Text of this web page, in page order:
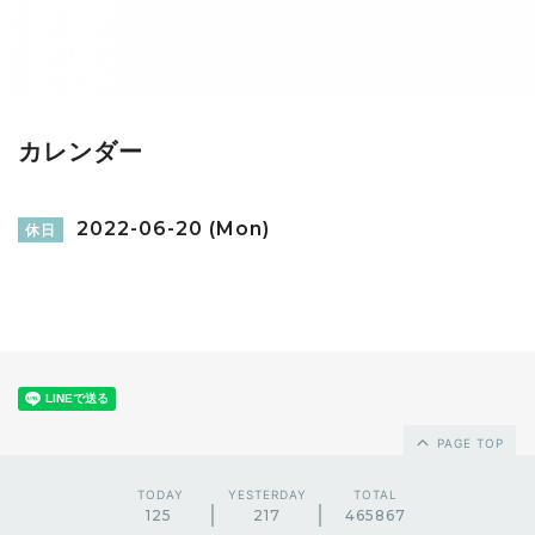
カレンダー
休日 2022-06-20 (Mon)
PAGE TOP
TODAY
125
YESTERDAY
217
TOTAL
465867